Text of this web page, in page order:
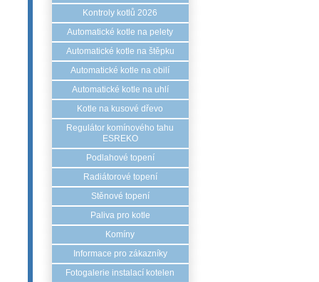
Kontroly kotlů 2026
Automatické kotle na pelety
Automatické kotle na štěpku
Automatické kotle na obilí
Automatické kotle na uhlí
Kotle na kusové dřevo
Regulátor komínového tahu
ESREKO
Podlahové topení
Radiátorové topení
Stěnové topení
Paliva pro kotle
Komíny
Informace pro zákazníky
Fotogalerie instalací kotelen